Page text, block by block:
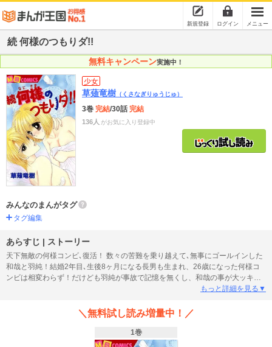
新規登録 ログイン メニュー
続 何様のつもりダ!!
無料キャンペーン実施中！
少女
草薙竜樹 （くさなぎりゅうじゅ）
3巻 完結/30話完結
136人 がお気に入り登録中
みんなのまんがタグ
タグ編集
あらすじ | ストーリー
天下無敵の何様コンビ､復活！ 数々の苦難を乗り越えて､無事にゴールインした
和哉と羽純！結婚2年目､生後8ヶ月になる長男も生まれ、26歳になった何様コ
ンビは相変わらず！だけども羽純が事故で記憶を無くし、和哉の事が大ッキラ
イだった頃の16歳の羽純に戻っちゃった…!? ドキドキの表題作他、｢何様｣化す
ルの結婚前秘話を描いた短編など、何様な感じで収録！
もっと詳細を見る▼
＼無料試し読み増量中！／
1巻